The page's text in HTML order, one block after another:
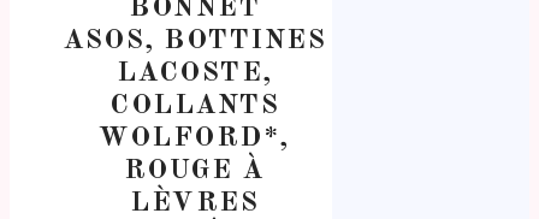
BONNET
ASOS, BOTTINES
LACOSTE,
COLLANTS
WOLFORD*,
ROUGE À
LÈVRES